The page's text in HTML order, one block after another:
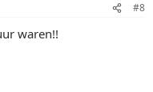
#8
waren!!